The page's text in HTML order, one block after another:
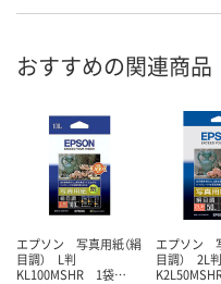
おすすめの関連商品
エプソン 写真用紙（絹
目調） L判
KL100MSHR 1袋…
エプソン
目調） 2L